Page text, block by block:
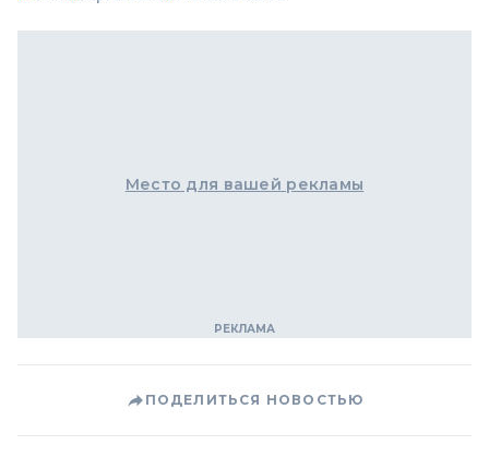
Место для вашей рекламы
ПОДЕЛИТЬСЯ НОВОСТЬЮ